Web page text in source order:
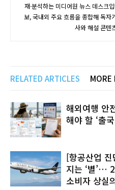
재·분석하는 미디어원 뉴스 데스크
보, 국내외 주요 흐름을 종합해 독자
사와 해설 콘텐
RELATED ARTICLES MORE
해외여행 안
해야 할 ‘출
[항공산업
지는 ‘별’…
소비자 상실